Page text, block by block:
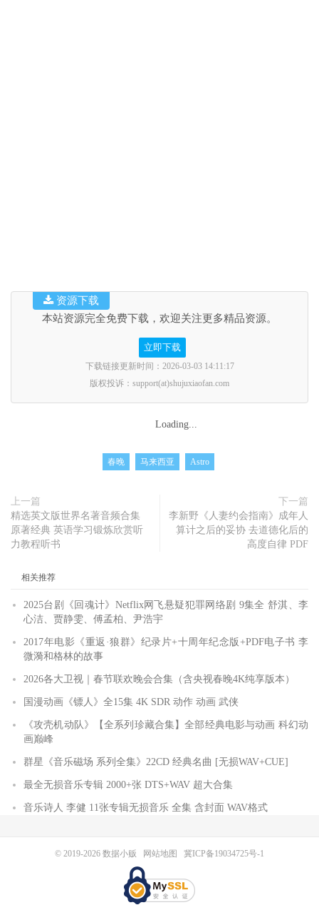
本站资源完全免费下载，欢迎关注更多精品资源。
立即下载
下载链接更新时间：2026-03-03 14:11:17
版权投诉：support(at)shujuxiaofan.com
资源下载
Loading...
春晚 马来西亚 Astro
上一篇
精选英文版世界名著音频合集
原著经典 英语学习锻炼欣赏听
力教程听书
下一篇
李新野《人妻约会指南》成年人
算计之后的妥协 去道德化后的
高度自律 PDF
相关推荐
2025台剧《回魂计》Netflix网飞悬疑犯罪网络剧 9集全 舒淇、李
心洁、贾静雯、傅孟柏、尹浩宇
2017年电影《重返·狼群》纪录片+十周年纪念版+PDF电子书 李
微漪和格林的故事
2026各大卫视｜春节联欢晚会合集（含央视春晚4K纯享版本）
国漫动画《镖人》全15集 4K SDR 动作 动画 武侠
《攻壳机动队》【全系列珍藏合集】全部经典电影与动画 科幻动
画巅峰
群星《音乐磁场 系列全集》22CD 经典名曲 [无损WAV+CUE]
最全无损音乐专辑 2000+张 DTS+WAV 超大合集
音乐诗人 李健 11张专辑无损音乐 全集 含封面 WAV格式
© 2019-2026 数据小贩 网站地图 冀ICP备19034725号-1